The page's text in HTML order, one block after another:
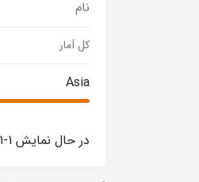
نام
کل آمار
Asia
در حال نمایش 1-1 از 1